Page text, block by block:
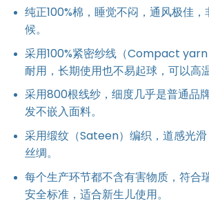
纯正100%棉，睡觉不闷，通风极佳
候。
采用100%紧密纱线（Compact yarn
耐用，长期使用也不易起球，可以高
采用800根线纱，细度几乎是普通品
发不嵌入面料。
采用缎纹（Sateen）编织，道感光
丝绸。
每个生产环节都不含有害物质，符合
安全标准，适合新生儿使用。